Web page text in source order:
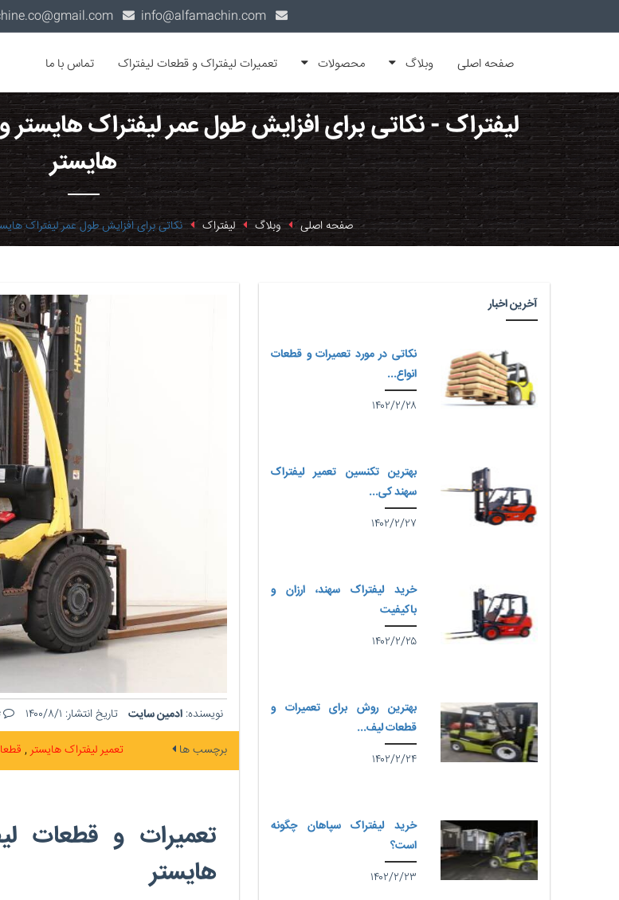
صفحه اصلی وبلاگ محصولات تعمیرات لیفتراک و قطعات لیفتراک تماس با ما
لیفتراک - نکاتی برای افزایش طول عمر لیفتراک هایستر
هایستر
صفحه اصلی وبلاگ لیفتراک نکاتی برای افزایش طول عمر لیفتراک
نویسنده: ادمین سایت تاریخ انتشار: ۱۴۰۰/۸/۱
برچسب ها تعمیر لیفتراک هایستر
تعمیرات و قطعات
هایستر
آخرین اخبار
نکاتی در مورد تعمیرات و قطعات
انواع...
۱۴۰۲/۲/۲۸
بهترین تکنسین تعمیر لیفتراک
سهند کی...
۱۴۰۲/۲/۲۷
خرید لیفتراک سهند، ارزان و
باکیفیت
۱۴۰۲/۲/۲۵
بهترین روش برای تعمیرات و
قطعات لیف...
۱۴۰۲/۲/۲۴
خرید لیفتراک سپاهان چگونه
است؟
۱۴۰۲/۲/۲۳